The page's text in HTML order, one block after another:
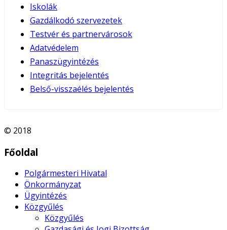
Iskolák
Gazdálkodó szervezetek
Testvér és partnervárosok
Adatvédelem
Panaszügyintézés
Integritás bejelentés
Belső-visszaélés bejelentés
© 2018
Főoldal
Polgármesteri Hivatal
Önkormányzat
Ügyintézés
Közgyűlés
Közgyűlés